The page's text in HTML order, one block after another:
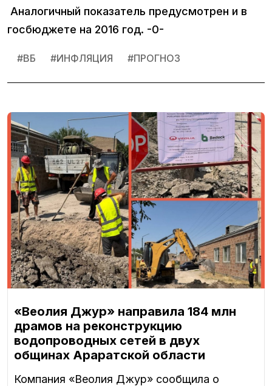
Аналогичный показатель предусмотрен и в
госбюджете на 2016 год. -0-
#ВБ #ИНФЛЯЦИЯ #ПРОГНОЗ
«Веолия Джур» направила 184 млн
драмов на реконструкцию
водопроводных сетей в двух
общинах Араратской области
Компания «Веолия Джур» сообщила о